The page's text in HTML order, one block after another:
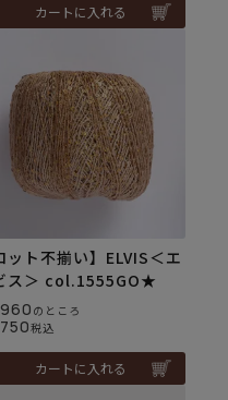
カートに入れる
ット不揃い】ELVIS＜エ
ス＞ col.1555GO★
のところ
税込
カートに入れる